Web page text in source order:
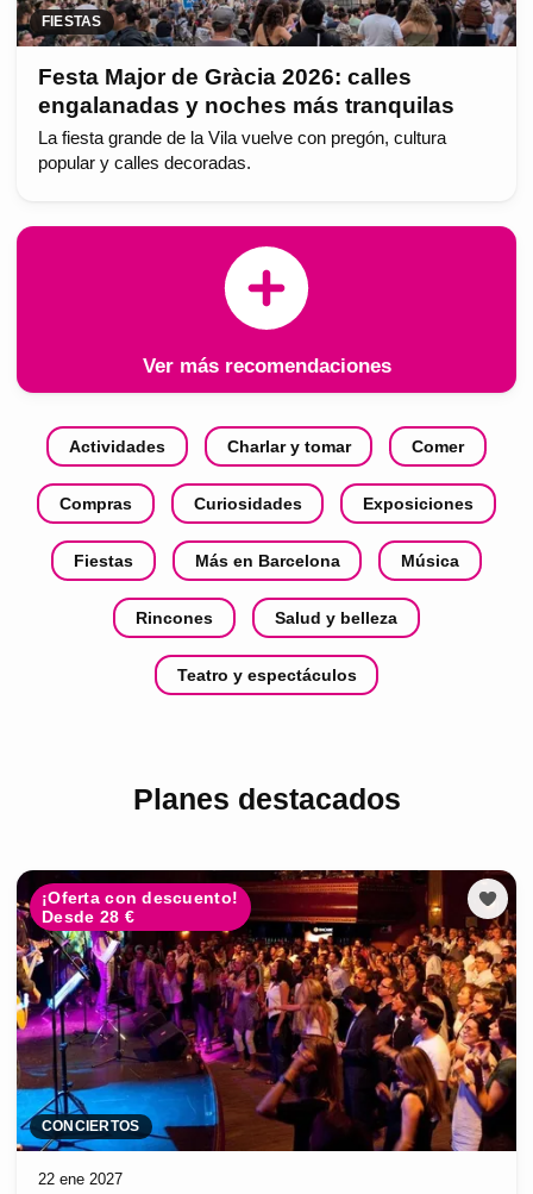
FIESTAS
Festa Major de Gràcia 2026: calles
engalanadas y noches más tranquilas
La fiesta grande de la Vila vuelve con pregón, cultura
popular y calles decoradas.
Ver más recomendaciones
Actividades Charlar y tomar Comer
Compras Curiosidades Exposiciones
Fiestas Más en Barcelona Música
Rincones Salud y belleza
Teatro y espectáculos
Planes destacados
¡Oferta con descuento!
Desde 28 €
CONCIERTOS
22 ene 2027